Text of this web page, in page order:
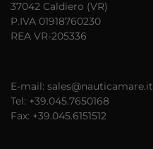
37042 Caldiero (VR)
P.IVA 01918760230
REA VR-205336
E-mail: sales@nauticamare.it
Tel: +39.045.7650168
Fax: +39.045.6151512